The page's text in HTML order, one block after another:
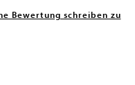
Bewertung schreiben zu